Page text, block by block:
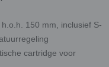
150 mm, inclusief S-
cartridge voor